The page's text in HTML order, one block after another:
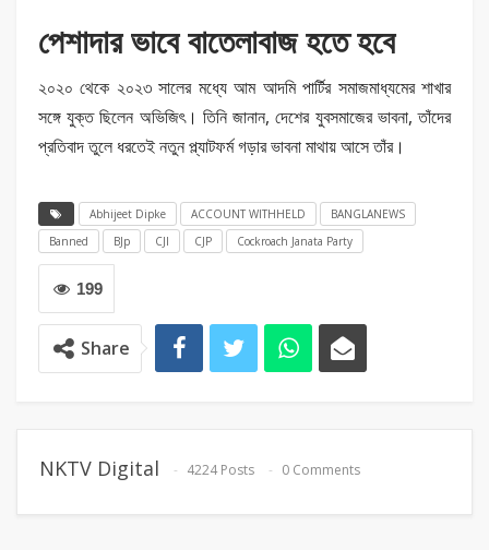
পেশাদার ভাবে বাতেলাবাজ হতে হবে
২০২০ থেকে ২০২৩ সালের মধ্যে আম আদমি পার্টির সমাজমাধ্যমের শাখার
সঙ্গে যুক্ত ছিলেন অভিজিৎ। তিনি জানান, দেশের যুবসমাজের ভাবনা, তাঁদের
প্রতিবাদ তুলে ধরতেই নতুন প্ল্যাটফর্ম গড়ার ভাবনা মাথায় আসে তাঁর।
Abhijeet Dipke ACCOUNT WITHHELD
BANGLANEWS
Banned
BJp CJI CJP Cockroach Janata Party
199
Share
NKTV Digital 4224 Posts 0 Comments